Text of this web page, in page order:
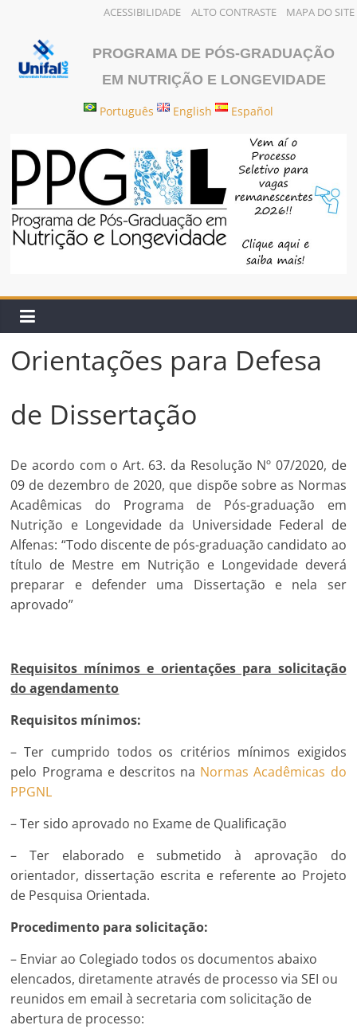
ACESSIBILIDADE ALTO CONTRASTE MAPA DO SITE
PROGRAMA DE PÓS-GRADUAÇÃO
EM NUTRIÇÃO E LONGEVIDADE
Português English Español
Orientações para Defesa
de Dissertação
De acordo com o Art. 63. da Resolução Nº 07/2020, de
09 de dezembro de 2020, que dispõe sobre as Normas
Acadêmicas do Programa de Pós-graduação em
Nutrição e Longevidade da Universidade Federal de
Alfenas: “Todo discente de pós-graduação candidato ao
título de Mestre em Nutrição e Longevidade deverá
preparar e defender uma Dissertação e nela ser
aprovado”
Requisitos mínimos e orientações para solicitação
do agendamento
Requisitos mínimos:
– Ter cumprido todos os critérios mínimos exigidos
pelo Programa e descritos na Normas Acadêmicas do
PPGNL
– Ter sido aprovado no Exame de Qualificação
– Ter elaborado e submetido à aprovação do
orientador, dissertação escrita e referente ao Projeto
de Pesquisa Orientada.
Procedimento para solicitação:
– Enviar ao Colegiado todos os documentos abaixo
elencados, diretamente através de processo via SEI ou
reunidos em email à secretaria com solicitação de
abertura de processo: